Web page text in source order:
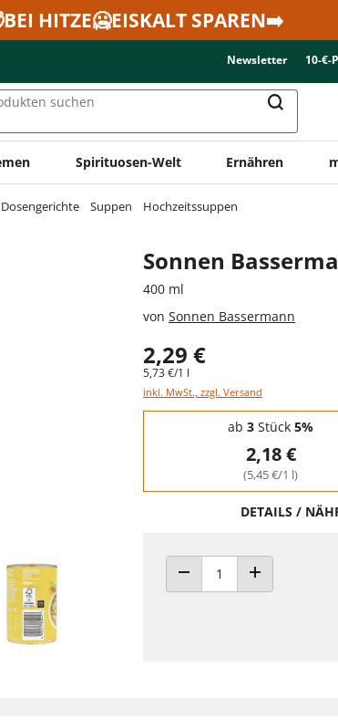
HITZE🥶EISKALT SPAREN➡️
Newsletter 10-€-
suchen
Spirituosen-Welt Ernähren
Dosengerichte Suppen Hochzeitssuppen
Sonnen
400 ml
von Sonnen Bassermann
2,29 €
5,73 €/1 l
inkl. MwSt., zzgl. Versand
Staffelpreise - Mengenrabatt
ab 3 Stück 5%
2,18 €
(5,45 €/1 l)
DETAILS /
ANZAHL VERRINGERNANZAHL ERHÖHEN